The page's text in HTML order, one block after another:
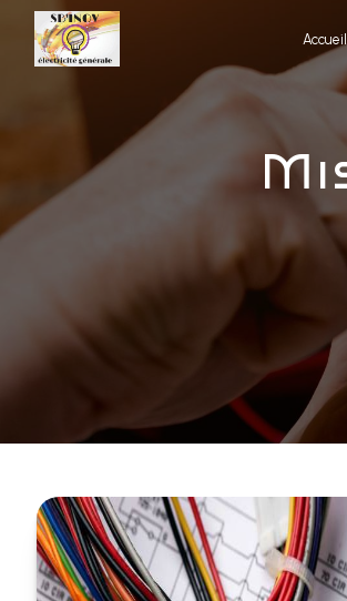
Accueil
mise aux normes électriques
Panneau de gestion des cookies